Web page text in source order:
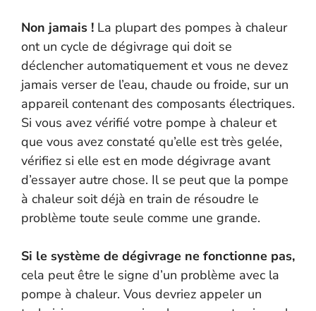
Non jamais ! La plupart des pompes à chaleur
ont un cycle de dégivrage qui doit se
déclencher automatiquement et vous ne devez
jamais verser de l’eau, chaude ou froide, sur un
appareil contenant des composants électriques.
Si vous avez vérifié votre pompe à chaleur et
que vous avez constaté qu’elle est très gelée,
vérifiez si elle est en mode dégivrage avant
d’essayer autre chose. Il se peut que la pompe
à chaleur soit déjà en train de résoudre le
problème toute seule comme une grande.
Si le système de dégivrage ne fonctionne pas,
cela peut être le signe d’un problème avec la
pompe à chaleur. Vous devriez appeler un